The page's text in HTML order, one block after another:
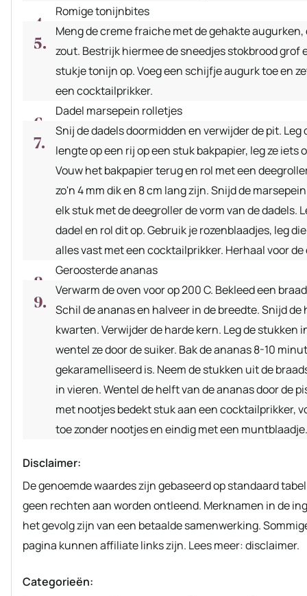
Romige tonijnbites
Meng de creme fraiche met de gehakte
zout. Bestrijk hiermee de sneedjes stokbrood grof
stukje tonijn op. Voeg een schijfje augurk toe en
een cocktailprikker.
Dadel marsepein rolletjes
Snij de dadels doormidden en verwijder de pit.
lengte op een rij op een stuk bakpapier, leg ze iets
Vouw het bakpapier terug en rol met een
zo'n 4 mm dik en 8 cm lang zijn. Snijd de
elk stuk met de deegroller de vorm van de dadels.
dadel en rol dit op. Gebruik je rozenblaadjes, leg
alles vast met een cocktailprikker. Herhaal voor de
Geroosterde ananas
Verwarm de oven voor op 200 C. Bekleed een
Schil de ananas en halveer in de breedte. Snijd
kwarten. Verwijder de harde kern. Leg de stukken
wentel ze door de suiker. Bak de ananas 8-10
gekaramelliseerd is. Neem de stukken uit de
in vieren. Wentel de helft van de ananas door de
met nootjes bedekt stuk aan een cocktailprikker,
toe zonder nootjes en eindig met een muntblaadje.
Disclaimer:
De genoemde waardes zijn gebaseerd op standaard tabellen en hier kunnen
geen rechten aan worden ontleend. Merknamen in de
het gevolg zijn van een betaalde samenwerking.
pagina kunnen affiliate links zijn. Lees meer: disclaimer.
Categorieën: